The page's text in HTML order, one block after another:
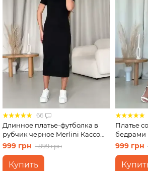
66
Длинное платье-футболка в
рубчик черное Merlini Кассо
700000121 размер 46-48 (L-XL)
999 грн 1 899 грн
Купить
Платье
бедрами
Merlini
размер S-
999 грн